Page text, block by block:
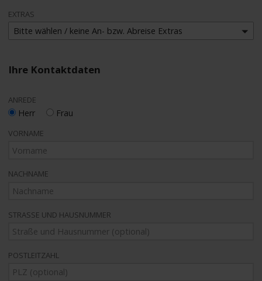
EXTRAS
Bitte wählen / keine An- bzw. Abreise Extras
Ihre Kontaktdaten
ANREDE
Herr Frau
VORNAME
NACHNAME
STRASSE UND HAUSNUMMER
POSTLEITZAHL